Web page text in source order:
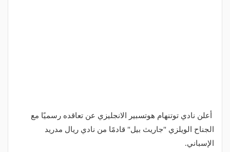
أعلن نادي توتنهام هوتسبير الانجليزي عن تعاقده رسميًا مع
الجناح الويلزي "جاريث بيل" قادمًا من نادي ريال مدريد
الإسباني.